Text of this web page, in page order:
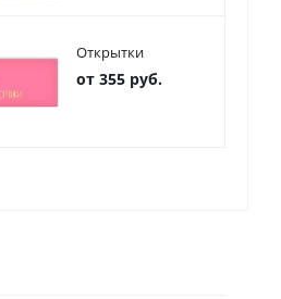
Открытки
от 355 руб.